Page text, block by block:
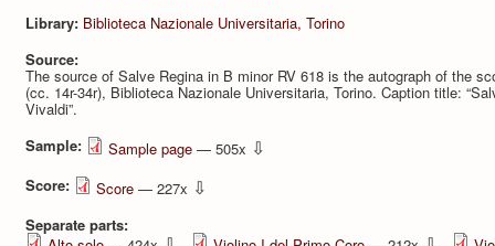
Library: Biblioteca Nazionale Universitaria, Torino
Source:
The source of Salve Regina in B minor RV 618 is the autograph of the
(cc. 14r-34r), Biblioteca Nazionale Universitaria, Torino. Caption title:
Vivaldi”.
Sample:
Sample page — 505x ⇩
Score: Score — 227x ⇩
Separate parts: